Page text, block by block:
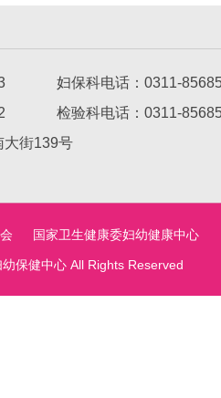
国家卫生健康委妇幼健康中心
保健中心 All Rights Reserved
妇保科电话：0311-
检验科电话：
大街139号